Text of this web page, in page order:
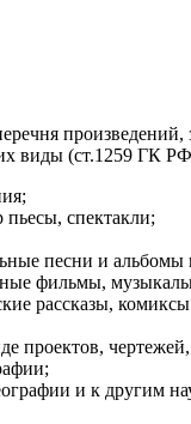
виды (ст.1259 ГК
спектакли;
песни и альбомы
фильмы,
рассказы, комиксы
проектов,
и к другим